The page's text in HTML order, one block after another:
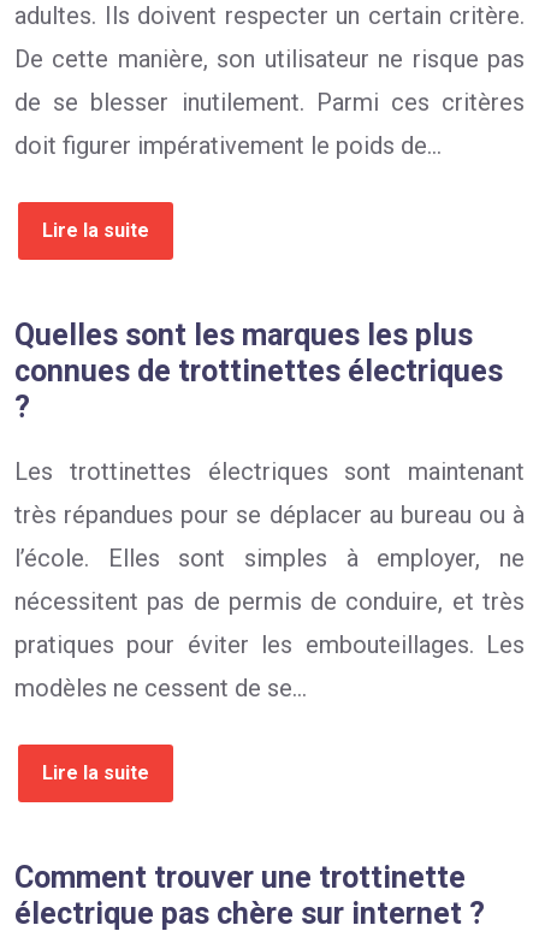
adultes. Ils doivent respecter un certain critère.
De cette manière, son utilisateur ne risque pas
de se blesser inutilement. Parmi ces critères
doit figurer impérativement le poids de…
Lire la suite
Quelles sont les marques les plus
connues de trottinettes électriques
?
Les trottinettes électriques sont maintenant
très répandues pour se déplacer au bureau ou à
l’école. Elles sont simples à employer, ne
nécessitent pas de permis de conduire, et très
pratiques pour éviter les embouteillages. Les
modèles ne cessent de se…
Lire la suite
Comment trouver une trottinette
électrique pas chère sur internet ?